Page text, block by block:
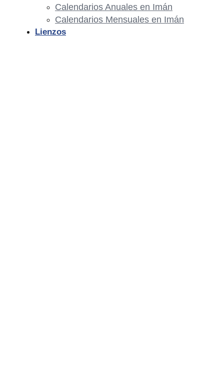
Calendarios Anuales en Imán
Calendarios Mensuales en Imán
Lienzos